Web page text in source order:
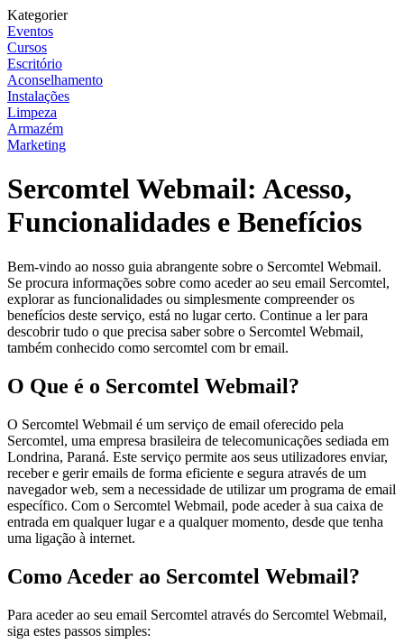
Kategorier
Eventos
Cursos
Escritório
Aconselhamento
Instalações
Limpeza
Armazém
Marketing
Sercomtel Webmail: Acesso,
Funcionalidades e Benefícios
Bem-vindo ao nosso guia abrangente sobre o Sercomtel Webmail.
Se procura informações sobre como aceder ao seu email Sercomtel,
explorar as funcionalidades ou simplesmente compreender os
benefícios deste serviço, está no lugar certo. Continue a ler para
descobrir tudo o que precisa saber sobre o Sercomtel Webmail,
também conhecido como sercomtel com br email.
O Que é o Sercomtel Webmail?
O Sercomtel Webmail é um serviço de email oferecido pela
Sercomtel, uma empresa brasileira de telecomunicações sediada em
Londrina, Paraná. Este serviço permite aos seus utilizadores enviar,
receber e gerir emails de forma eficiente e segura através de um
navegador web, sem a necessidade de utilizar um programa de email
específico. Com o Sercomtel Webmail, pode aceder à sua caixa de
entrada em qualquer lugar e a qualquer momento, desde que tenha
uma ligação à internet.
Como Aceder ao Sercomtel Webmail?
Para aceder ao seu email Sercomtel através do Sercomtel Webmail,
siga estes passos simples: